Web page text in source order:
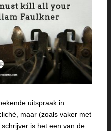
uitspraak in
maar (zoals vaker met
is het een van de